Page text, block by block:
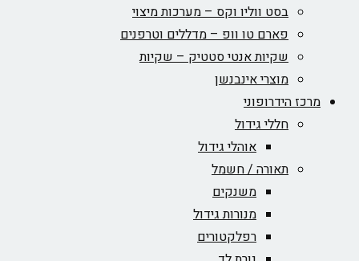
בסט ווליו וקס – מערכות מיצוי
פארם טו וופ – מדללים וטרפנים
שקיות אנטי סטטיק – שקיות
מוצרי אינבנשן
מרכז הידרופוני
חללי גידול
אוהלי גידול
תאורה / חשמל
משנקים
מנורות גידול
רפלקטורים